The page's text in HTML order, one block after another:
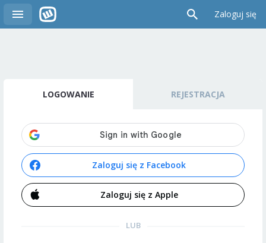
Zaloguj się
LOGOWANIE REJESTRACJA
Zaloguj się z Facebook
Zaloguj się z Apple
LUB